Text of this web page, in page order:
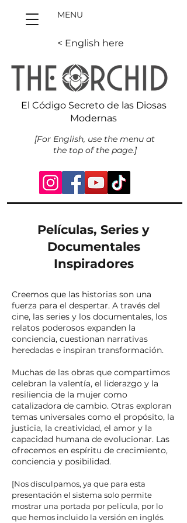
El Código Secreto de las Diosas
Modernas
MENU
< English here
[For English, use the menu at
the top of the page.]
Películas, Series y
Documentales
Inspiradores
Creemos que las historias son una
fuerza para el despertar. A través del
cine, las series y los documentales, los
relatos poderosos expanden la
conciencia, cuestionan narrativas
heredadas e inspiran transformación.
Muchas de las obras que compartimos
celebran la valentía, el liderazgo y la
resiliencia de la mujer como
catalizadora de cambio. Otras exploran
temas universales como el propósito, la
justicia, la creatividad, el amor y la
capacidad humana de evolucionar. Las
ofrecemos en espíritu de crecimiento,
conciencia y posibilidad.
[Nos disculpamos, ya que para esta
presentación el sistema solo permite
mostrar una portada por película, por lo
que hemos incluido la versión en inglés.